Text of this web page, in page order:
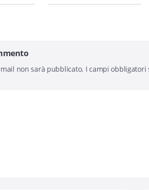
non sarà pubblicato. I campi obbligatori